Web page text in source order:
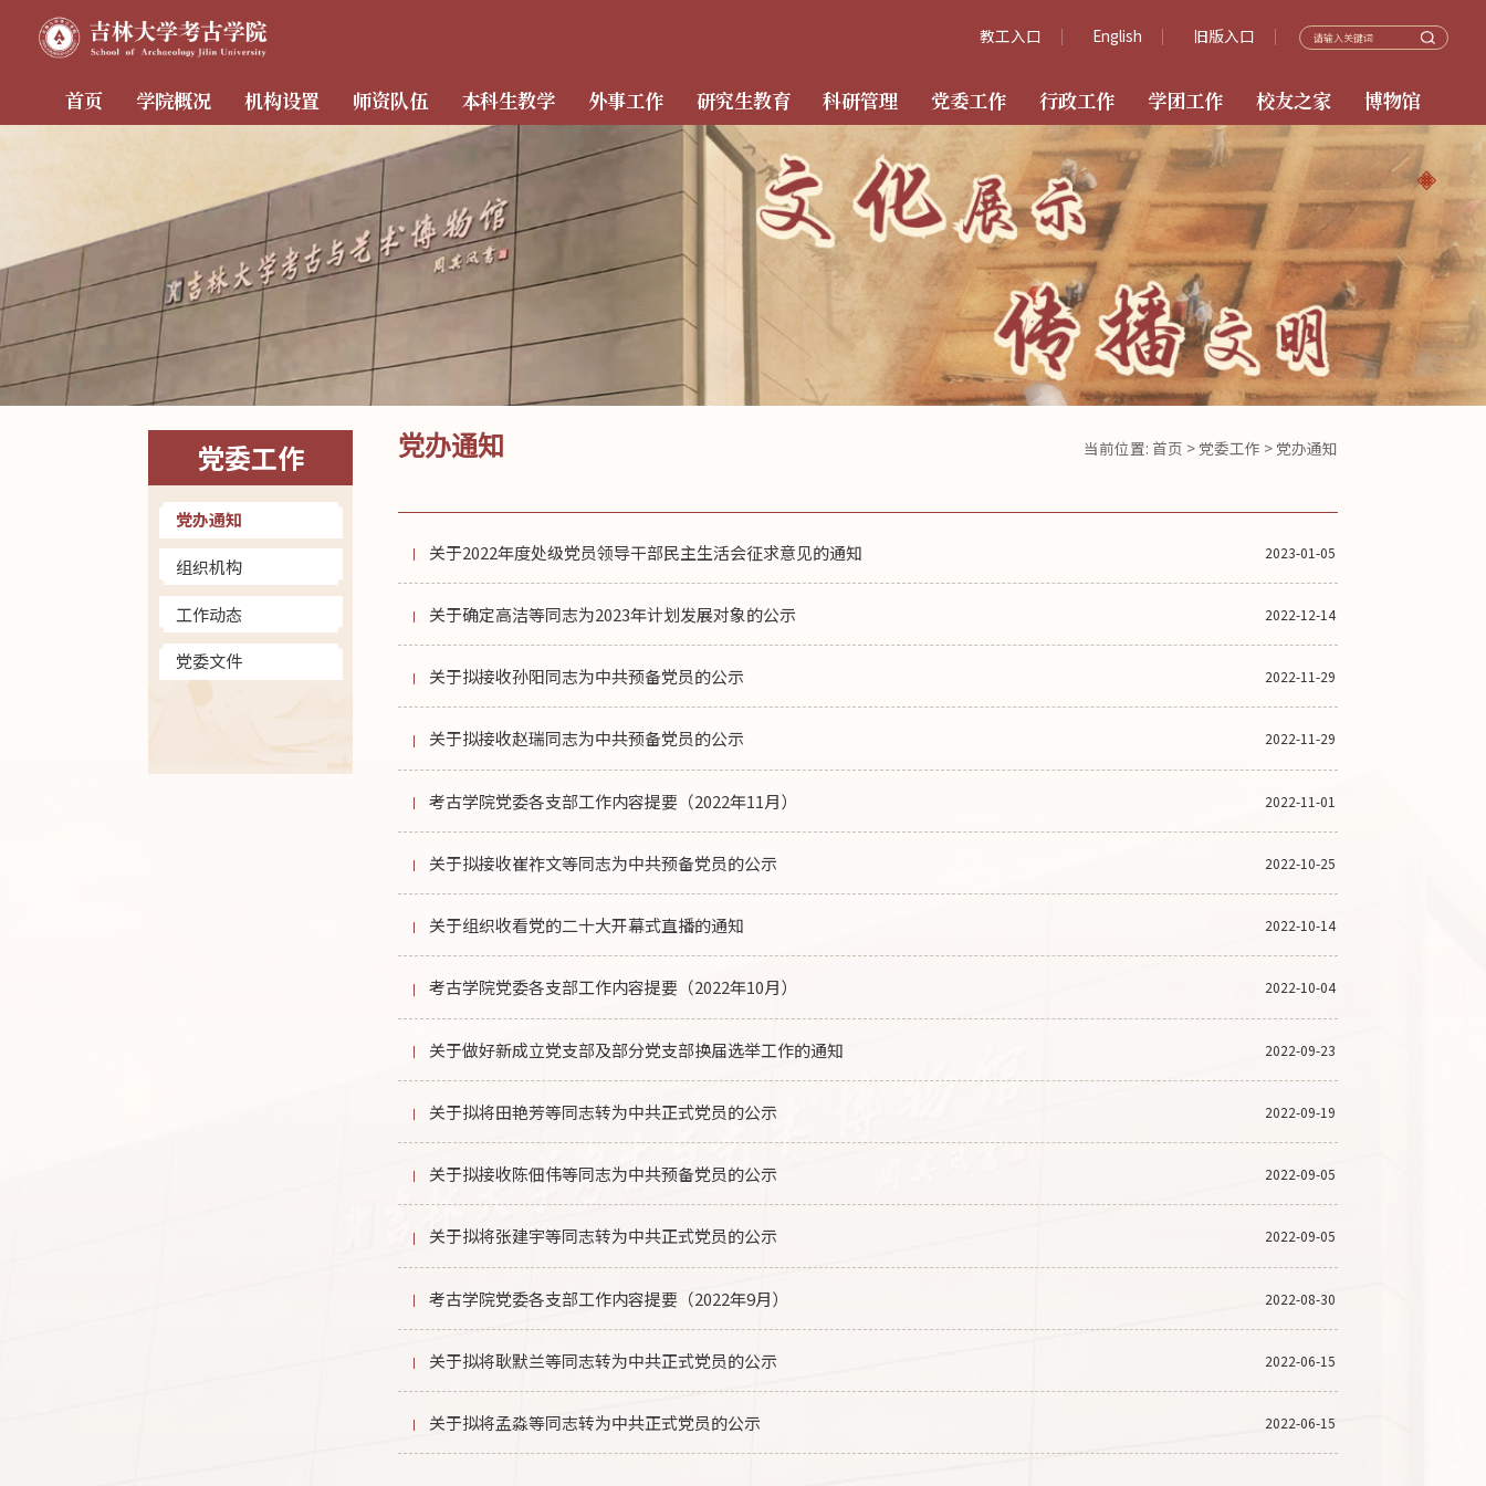
教工入口 English 旧版入口
首页 学院概况 机构设置 师资队伍 本科生教学 外事工作 研究生教育 科研管理 党委工作 行政工作 学团工作 校友之家 博物馆
党委工作
党办通知
组织机构
工作动态
党委文件
党办通知 当前位置: 首页 > 党委工作 > 党办通知
2023-01-05
关于2022年度处级党员领导干部民主生活会征求意见的通知
2022-12-14
关于确定高洁等同志为2023年计划发展对象的公示
2022-11-29
关于拟接收孙阳同志为中共预备党员的公示
2022-11-29
关于拟接收赵瑞同志为中共预备党员的公示
2022-11-01
考古学院党委各支部工作内容提要（2022年11月）
2022-10-25
关于拟接收崔祚文等同志为中共预备党员的公示
2022-10-14
关于组织收看党的二十大开幕式直播的通知
2022-10-04
考古学院党委各支部工作内容提要（2022年10月）
2022-09-23
关于做好新成立党支部及部分党支部换届选举工作的通知
2022-09-19
关于拟将田艳芳等同志转为中共正式党员的公示
2022-09-05
关于拟接收陈佃伟等同志为中共预备党员的公示
2022-09-05
关于拟将张建宇等同志转为中共正式党员的公示
2022-08-30
考古学院党委各支部工作内容提要（2022年9月）
2022-06-15
关于拟将耿默兰等同志转为中共正式党员的公示
2022-06-15
关于拟将孟淼等同志转为中共正式党员的公示